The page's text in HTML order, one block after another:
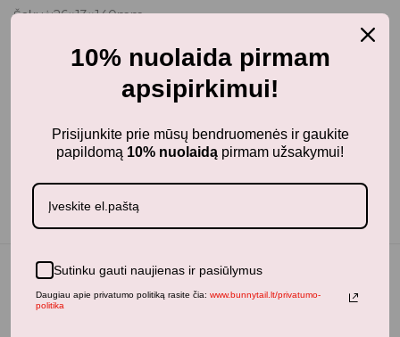
Šakuė:26×13×140mm
Pakuotės išmatavimai: 85×17×215mm
10% nuolaida pirmam
apsipirkimui!
Prisijunkite prie mūsų bendruomenės ir gaukite
papildomą 10% nuolaidą pirmam užsakymui!
Sutinku gauti naujienas ir pasiūlymus
Daugiau apie privatumo politiką rasite čia: www.bunnytail.lt/privatumo-
politika